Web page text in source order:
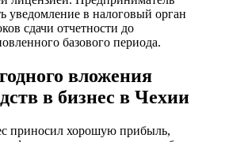
уведомление в налоговый орган
сдачи отчетности до
базового периода.
вложения
в бизнес в Чехии
приносил хорошую прибыль,